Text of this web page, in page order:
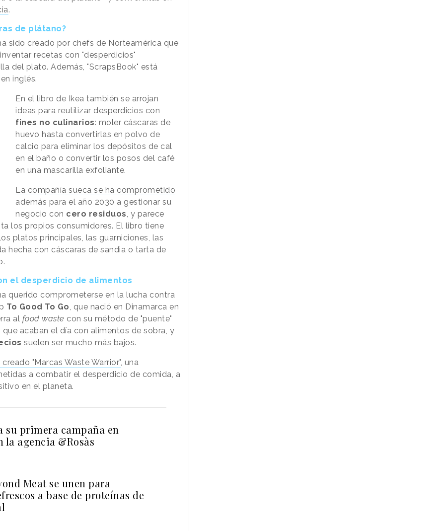
.
de plátano?
ha sido creado por chefs de Norteamérica que
recetas con "desperdicios"
del plato. Además, "ScrapsBook" está
inglés.
En el libro de Ikea también se arrojan
ideas para reutilizar desperdicios con
fines no culinarios: moler cáscaras de
huevo hasta convertirlas en polvo de
calcio para eliminar los depósitos de cal
en el baño o convertir los posos del café
en una mascarilla exfoliante.
La compañía sueca se ha comprometido
además para el año 2030 a gestionar su
negocio con cero residuos , y parece
los propios consumidores. El libro tiene
platos principales, las guarniciones, las
hecha con cáscaras de sandia o tarta de
el desperdicio de alimentos
querido comprometerse en la lucha contra
To Good To Go , que nació en Dinamarca en
al food waste con su método de "puente"
acaban el día con alimentos de sobra, y
suelen ser mucho más bajos.
"Marcas Waste Warrior", una
a combatir el desperdicio de comida, a
en el planeta.
su primera campaña en
la agencia &Rosàs
Meat se unen para
a base de proteínas de